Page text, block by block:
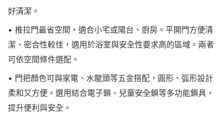
好清潔。
• 推拉門最省空間，適合小宅或陽台、廚房。平開門方便清
潔、密合性較佳，適用於浴室與安全性要求高的區域。兩者
可依空間條件選配。
• 門把顏色可與家電、水龍頭等五金搭配，圓形、弧形設計
柔和又方便。選用結合電子鎖、兒童安全鎖等多功能鎖具，
提升便利與安全。